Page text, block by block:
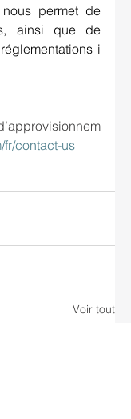
permet de
ainsi que de
i
contact-us
Voir tout